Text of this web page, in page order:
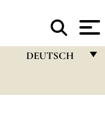
DEUTSCH